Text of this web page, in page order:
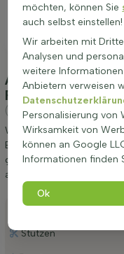
Anpflanzung und
Fagus Sylvatica
(Blutbuche)
Wir möchten Ihnen
Buche / Blutbuche Fagus
geben. Wenn Sie diese
an Blutbuche haben.
Anpflanzen
Stutzen
möchten, können Sie
auch selbst
Wir arbeiten mit
Analysen und
weitere
Anbietern verweisen
Personalisierung von
Wirksamkeit von
können an Google
Informationen finden
Ok